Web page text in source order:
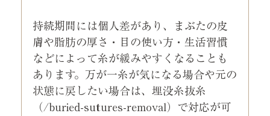
持続期間には個人差があり、まぶたの皮
膚や脂肪の厚さ・目の使い方・生活習慣
などによって糸が緩みやすくなることも
あります。万が一糸が気になる場合や元の
状態に戻したい場合は、埋没糸抜糸
（/buried-sutures-removal）で対応が可